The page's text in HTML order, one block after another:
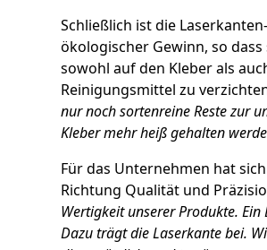
Schließlich ist die
ökologischer Gewinn, so
sowohl auf den Kleber als
Reinigungsmittel zu
nur noch sortenreine Reste zur
Kleber mehr heiß gehalten
Für das Unternehmen hat
Richtung Qualität und
Wertigkeit unserer Produkte.
Dazu trägt die Laserkante bei.